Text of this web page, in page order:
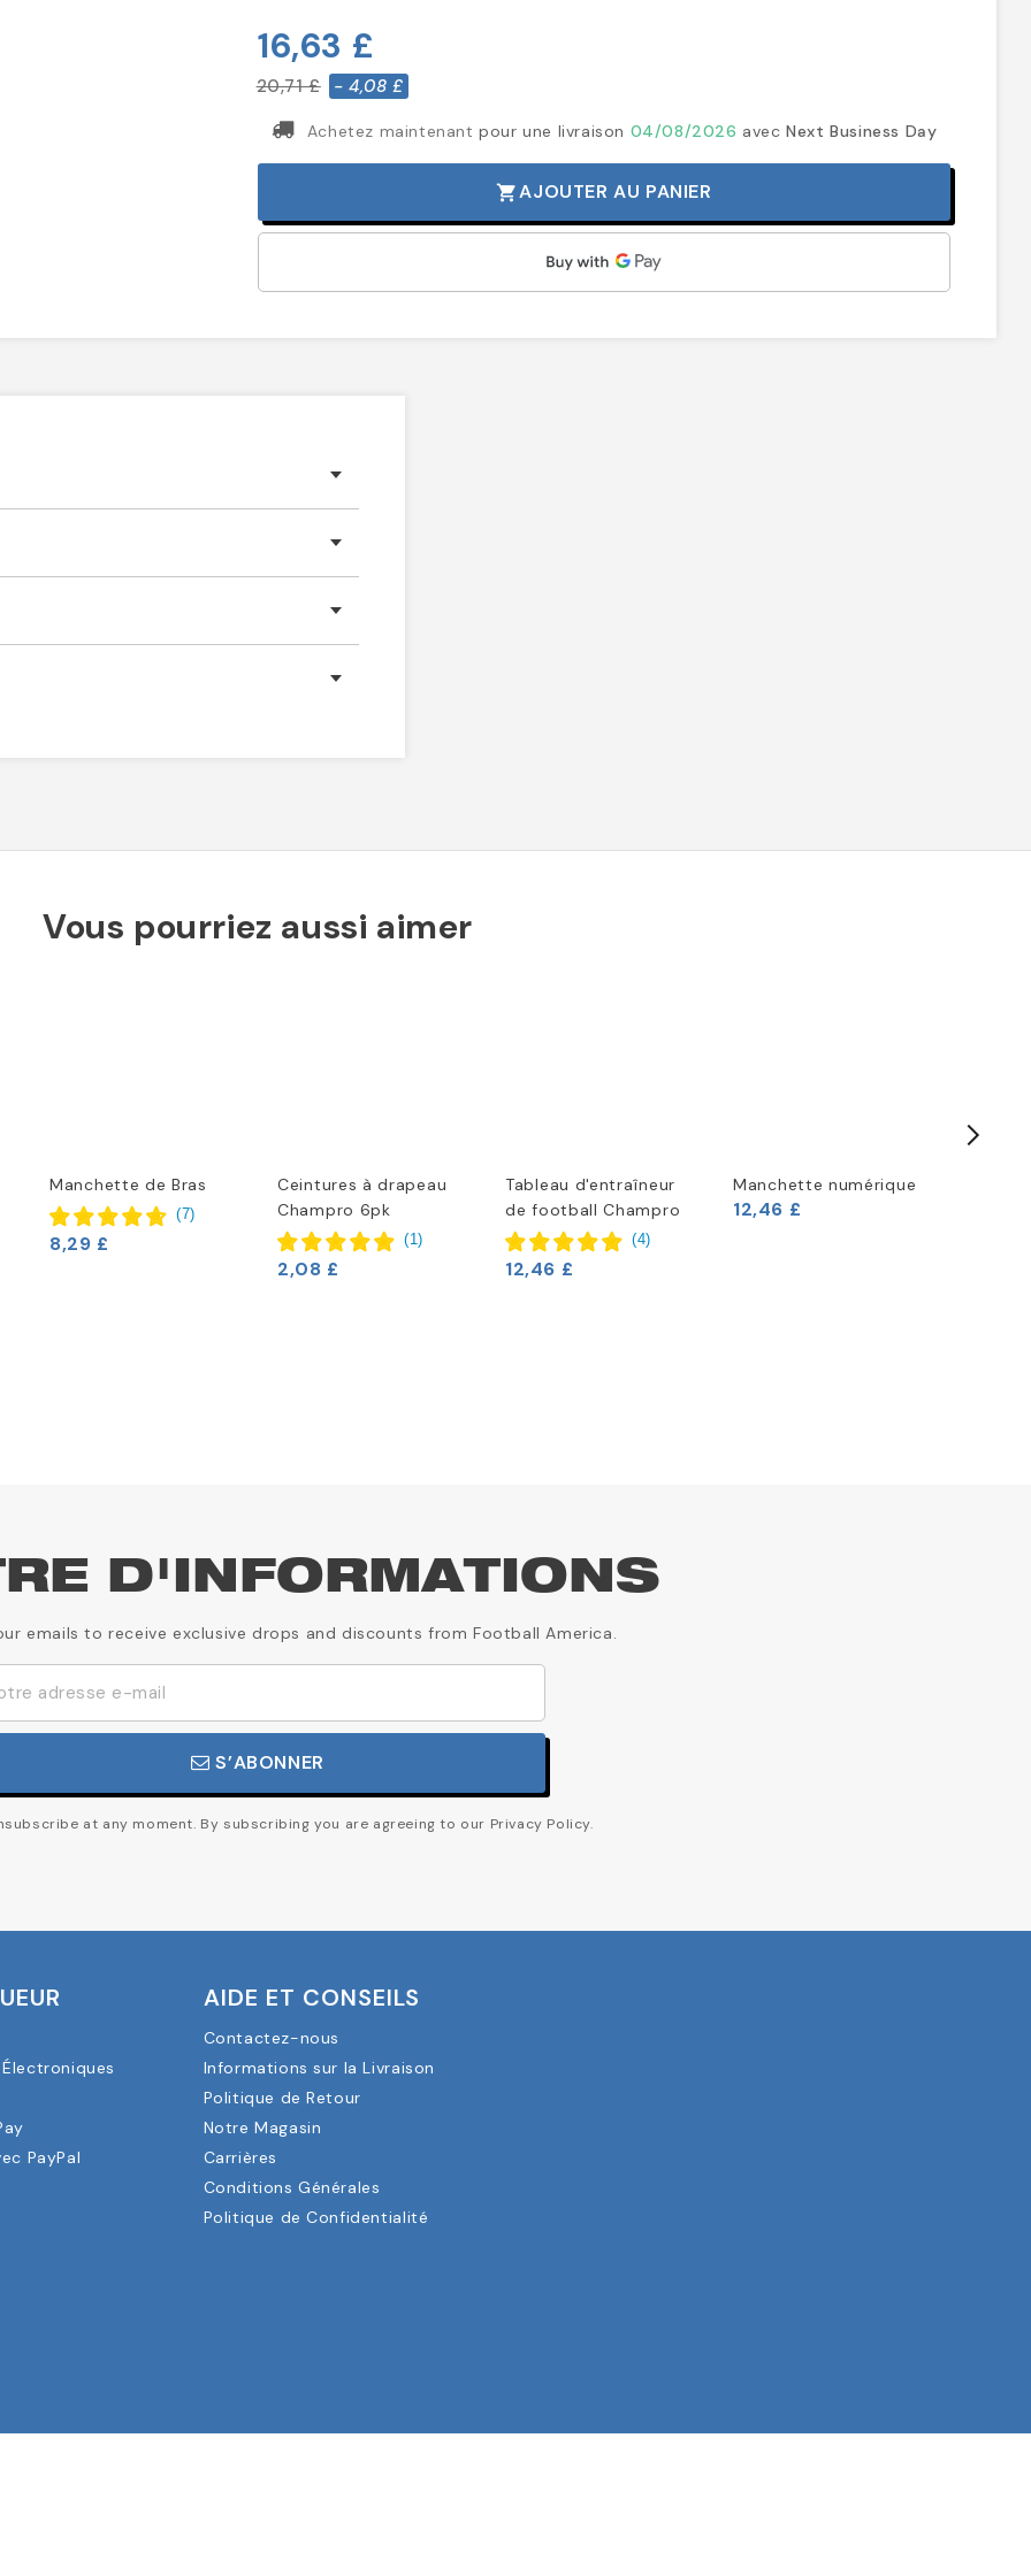
16,63 £
20,71 £ - 4,08 £
Achetez maintenantpour une livraison 04/08/2026 avecNext Business Day
shopping_cartAJOUTER AU PANIER
Vous pourriez aussi aimer
Manchette de Bras
(7)
8,29 £
Ceintures à drapeau
Champro 6pk
(1)
2,08 £
Tableau d'entraîneur
de football Champro
(4)
12,46 £
Manchette numérique
12,46 £
D'INFORMATIONS
emails to receive exclusive drops and discounts from Football America.
S’ABONNER
at any moment. By subscribing you are agreeing to our Privacy Policy.
PayPal
AIDE ET CONSEILS
Contactez-nous
Informations sur la Livraison
Politique de Retour
Notre Magasin
Carrières
Conditions Générales
Politique de Confidentialité